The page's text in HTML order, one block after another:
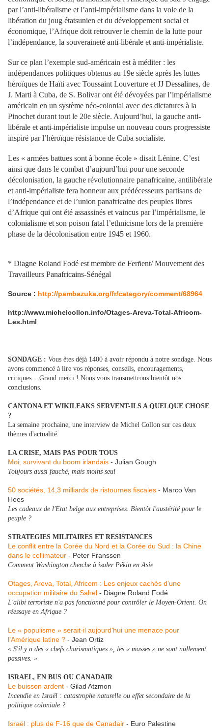
par l’anti-libéralisme et l’anti-impérialisme dans la voie de la
libération du joug étatsunien et du développement social et
économique, l’Afrique doit retrouver le chemin de la lutte pour
l’indépendance, la souveraineté anti-libérale et anti-impérialiste.
Sur ce plan l’exemple sud-américain est à méditer : les
indépendances politiques obtenus au 19e siècle après les luttes
héroïques de Haïti avec Toussaint Louverture et JJ Dessalines, de
J. Marti à Cuba, de S. Bolivar ont été dévoyées par l’impérialisme
américain en un système néo-colonial avec des dictatures à la
Pinochet durant tout le 20e siècle. Aujourd’hui, la gauche anti-
libérale et anti-impérialiste impulse un nouveau cours progressiste
inspiré par l’héroïque résistance de Cuba socialiste.
Les « armées battues sont à bonne école » disait Lénine. C’est
ainsi que dans le combat d’aujourd’hui pour une seconde
décolonisation, la gauche révolutionnaire panafricaine, antilibérale
et anti-impérialiste fera honneur aux prédécesseurs partisans de
l’indépendance et de l’union panafricaine des peuples libres
d’Afrique qui ont été assassinés et vaincus par l’impérialisme, le
colonialisme et son poison fatal l’ethnicisme lors de la première
phase de la décolonisation entre 1945 et 1960.
* Diagne Roland Fodé est membre de Ferñent/ Mouvement des
Travailleurs Panafricains-Sénégal
Source : http://pambazuka.org/fr/category/comment/68964
http://www.michelcollon.info/Otages-Areva-Total-Africom-
Les.html
SONDAGE : Vous êtes déjà 1400 à avoir répondu à notre sondage. Nous
avons commencé à lire vos réponses, conseils, encouragements,
critiques... Grand merci ! Nous vous transmettrons bientôt nos
conclusions.
CANTONA ET WIKILEAKS SERVENT-ILS A QUELQUE CHOSE
?
La semaine prochaine, une interview de Michel Collon sur ces deux
thèmes d'actualité.
LA CRISE, MAIS PAS POUR TOUS
Moi, survivant du boom irlandais - Julian Gough
Toujours aussi fauché, mais moins seul
50 sociétés, 14,3 milliards de ristournes fiscales - Marco Van
Hees
Les cadeaux de l'Etat belge aux entreprises. Bientôt l'austérité pour le
peuple ?
STRATEGIES MILITAIRES ET RESISTANCES
Le conflit entre la Corée du Nord et la Corée du Sud : la Chine
dans le collimateur - Peter Franssen
Comment Washington cherche à isoler Pékin en Asie
Otages, Areva, Total, Africom : Les enjeux cachés d'une
occupation militaire du Sahel - Diagne Roland Fodé
L'alibi terroriste n'a pas fonctionné pour contrôler le Moyen-Orient. On
réessaye en Afrique ?
Le « populisme » serait-il aujourd'hui une menace pour
l'Amérique latine ? - Jean Ortiz
« S'il y a des « chefs charismatiques », les « masses » ne sont nullement
passives. »
ISRAEL, EN BUS OU CANADAIR
Le buisson ardent - Gilad Atzmon
Incendie en Israël : catastrophe naturelle ou effet secondaire de la
politique coloniale ?
Israël : plus de F-16 que de Canadair - Euro Palestine